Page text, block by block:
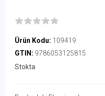
Ürün Kodu: 109419
GTIN: 9786053125815
Stokta